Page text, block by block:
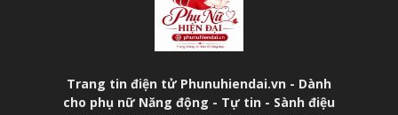
Trang tin điện tử Phunuhiendai.vn - Dành
cho phụ nữ Năng động - Tự tin - Sành điệu